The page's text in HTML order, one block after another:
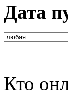
Дата
Кто